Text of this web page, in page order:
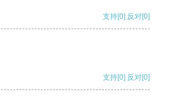
支持[0] 反对[0]
支持[0] 反对[0]